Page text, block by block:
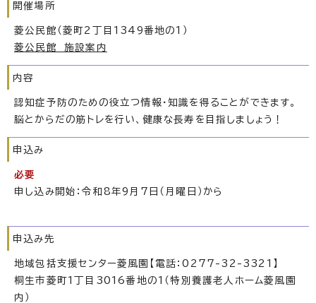
開催場所
菱公民館（菱町2丁目1349番地の1）
菱公民館 施設案内
内容
認知症予防のための役立つ情報・知識を得ることができます。
脳とからだの筋トレを行い、健康な長寿を目指しましょう！
申込み
必要
申し込み開始：令和8年9月7日（月曜日）から
申込み先
地域包括支援センター菱風園【電話：0277-32-3321】
桐生市菱町1丁目3016番地の1（特別養護老人ホーム菱風園
内）